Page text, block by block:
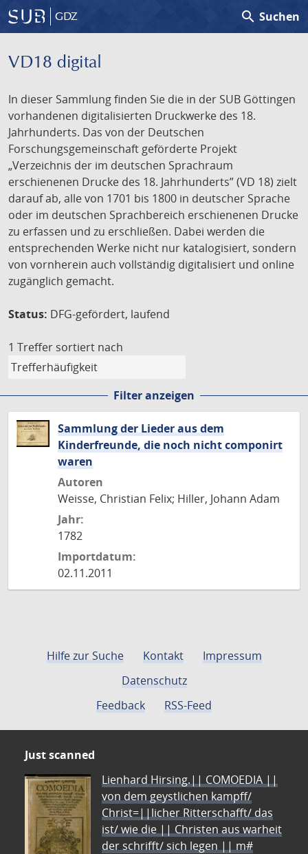
GDZ search Suchen
VD18 digital
In dieser Sammlung finden Sie die in der SUB Göttingen
vorhandenen digitalisierten Druckwerke des 18.
Jahrhunderts. Das von der Deutschen
Forschungsgemeinschaft geförderte Projekt
„Verzeichnis der im deutschen Sprachraum
erschienenen Drucke des 18. Jahrhunderts” (VD 18) zielt
darauf ab, alle von 1701 bis 1800 in deutscher Sprache
oder im deutschen Sprachbereich erschienenen Drucke
zu erfassen und zu erschließen. Dabei werden die
entsprechenden Werke nicht nur katalogisiert, sondern
von vornherein auch vollständig digitalisiert und online
zugänglich gemacht.
Status: DFG-gefördert, laufend
1 Treffer sortiert nach
Filter anzeigen
Sammlung der Lieder aus dem
Kinderfreunde, die noch nicht componirt
waren
Autoren
Weisse, Christian Felix; Hiller, Johann Adam
Jahr:
1782
Importdatum:
02.11.2011
Hilfe zur Suche Kontakt
Impressum
Datenschutz
Feedback
RSS-Feed
Just scanned
Lienhard Hirsing.|| COMOEDIA ||
von dem geystlichen kampff/
Christ=||licher Ritterschafft/ das
ist/ wie die || Christen aus warheit
der schrifft/ sich legen || m#